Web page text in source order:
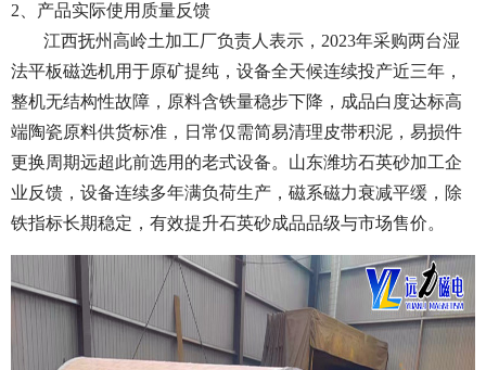
2、产品实际使用质量反馈
江西抚州高岭土加工厂负责人表示，2023年采购两台湿
法平板磁选机用于原矿提纯，设备全天候连续投产近三年，
整机无结构性故障，原料含铁量稳步下降，成品白度达标高
端陶瓷原料供货标准，日常仅需简易清理皮带积泥，易损件
更换周期远超此前选用的老式设备。山东潍坊石英砂加工企
业反馈，设备连续多年满负荷生产，磁系磁力衰减平缓，除
铁指标长期稳定，有效提升石英砂成品品级与市场售价。